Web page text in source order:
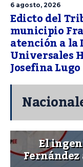
6 agosto, 2026
Edicto del
municipio
atención a la
Universales
Josefina Lugo
El